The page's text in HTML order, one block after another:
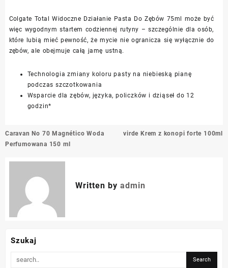
Colgate Total Widoczne Działanie Pasta Do Zębów 75ml może być
więc wygodnym startem codziennej rutyny – szczególnie dla osób,
które lubią mieć pewność, że mycie nie ogranicza się wyłącznie do
zębów, ale obejmuje całą jamę ustną.
Technologia zmiany koloru pasty na niebieską pianę
podczas szczotkowania
Wsparcie dla zębów, języka, policzków i dziąseł do 12
godzin*
Nawigacja
wpisu
Caravan No 70 Magnético Woda
Perfumowana 150 ml
virde Krem z konopi forte 100ml
Written by admin
Szukaj